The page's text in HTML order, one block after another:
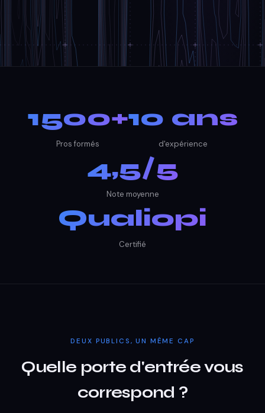
1500+
Pros formés
10 ans
d'expérience
4,5/5
Note moyenne
Qualiopi
Certifié
DEUX PUBLICS, UN MÊME CAP
Quelle porte d'entrée vous
correspond ?